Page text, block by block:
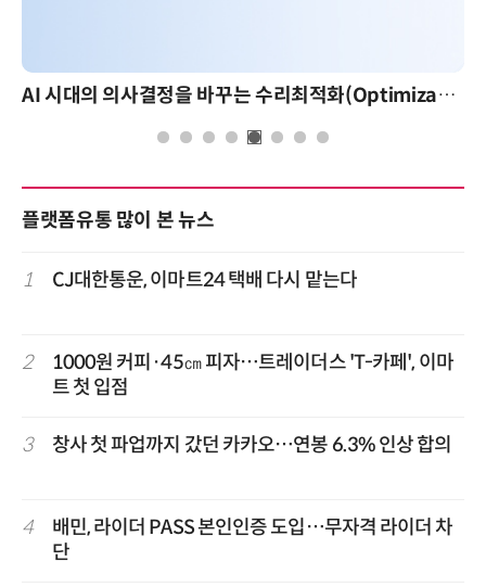
AI 시대의 의사결정을 바꾸는 수리최적화(Optimization): 실제 산업 적용 사례와 활용 전략
플랫폼유통 많이 본 뉴스
1 CJ대한통운, 이마트24 택배 다시 맡는다
2
1000원 커피·45㎝ 피자…트레이더스 'T-카페', 이마
트 첫 입점
3 창사 첫 파업까지 갔던 카카오…연봉 6.3% 인상 합의
4
배민, 라이더 PASS 본인인증 도입…무자격 라이더 차
단